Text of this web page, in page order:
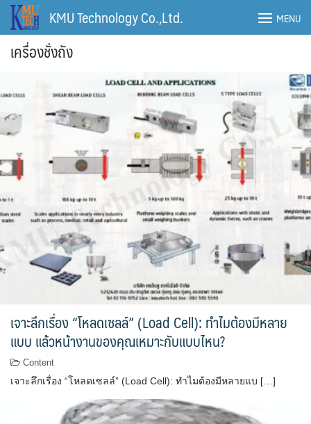
Skip
content
KMU Technology Co.,Ltd. MENU
เครื่องชั่งถัง
เจาะลึกเรื่อง “โหลดเซลล์” (Load Cell): ทำไมต้องมีหลาย
แบบ แล้วหน้างานของคุณเหมาะกับแบบไหน?
Content
เจาะลึกเรื่อง “โหลดเซลล์” (Load Cell): ทำไมต้องมีหลายแบ […]